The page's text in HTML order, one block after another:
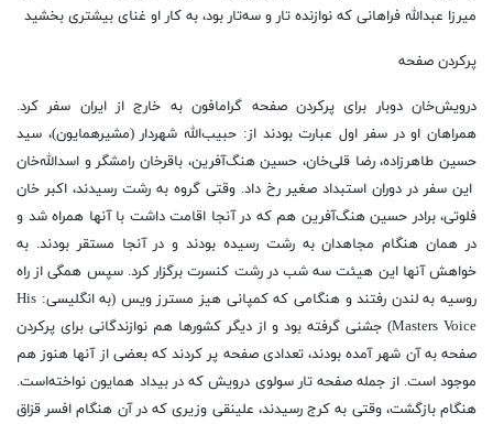
میرزا عبدالله فراهانی که نوازنده تار و سه‌تار بود، به کار او غنای بیشتری بخشید
پرکردن صفحه
درویش‌خان دوبار برای پرکردن صفحه گرامافون به خارج از ایران سفر کرد.
همراهان او در سفر اول عبارت بودند از: حبیب‌الله شهردار (مشیرهمایون)، سید
حسین طاهرزاده، رضا قلی‌خان، حسین هنگ‌آفرین، باقرخان رامشگر و اسدالله‌خان
این سفر در دوران استبداد صغیر رخ داد. وقتی گروه به رشت رسیدند، اکبر خان
فلوتی، برادر حسین هنگ‌آفرین هم که در آنجا اقامت داشت با آنها همراه شد و
در همان هنگام مجاهدان به رشت رسیده بودند و در آنجا مستقر بودند. به
خواهش آنها این هیئت سه شب در رشت کنسرت برگزار کرد. سپس همگی از راه
روسیه به لندن رفتند و هنگامی که کمپانی هیز مسترز ویس (به انگلیسی: His
Masters Voice) جشنی گرفته بود و از دیگر کشورها هم نوازندگانی برای پرکردن
صفحه به آن شهر آمده بودند، تعدادی صفحه پر کردند که بعضی از آنها هنوز هم
موجود است. از جمله صفحه تار سولوی درویش که در بیداد همایون نواخته‌است.
هنگام بازگشت، وقتی به کرج رسیدند، علینقی وزیری که در آن هنگام افسر قزاق